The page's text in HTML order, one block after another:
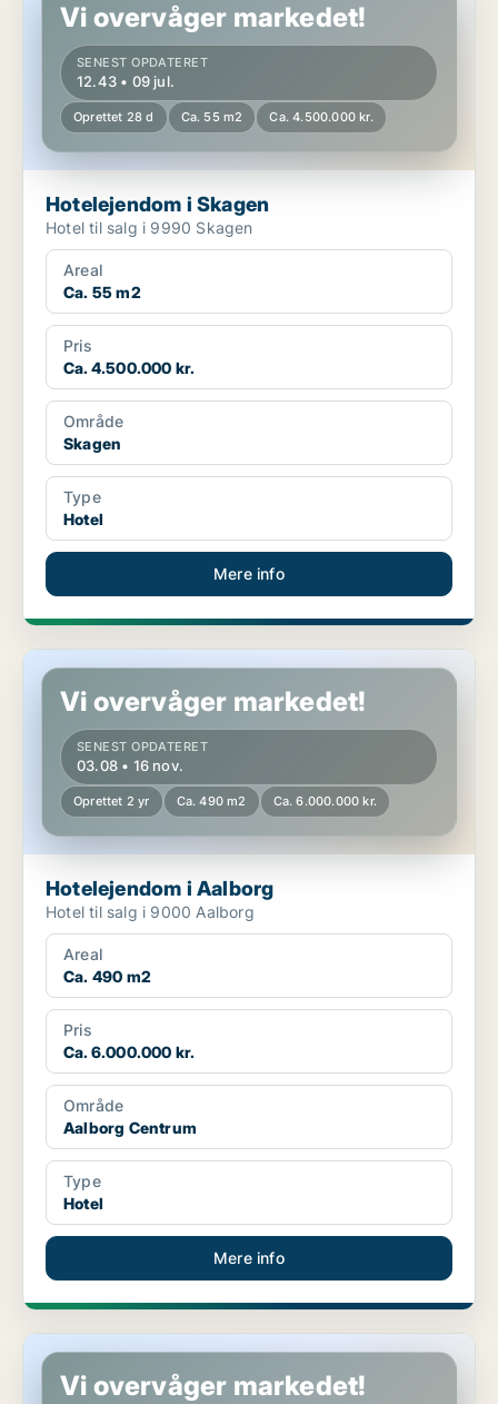
Vi overvåger markedet!
SENEST OPDATERET
12.43 • 09 jul.
Oprettet 28 d Ca. 55 m2 Ca. 4.500.000 kr.
Hotelejendom i Skagen
Hotel til salg i 9990 Skagen
Areal
Ca. 55 m2
Pris
Ca. 4.500.000 kr.
Område
Skagen
Type
Hotel
Mere info
Hotelejendom i Aalborg
Vi overvåger markedet!
SENEST OPDATERET
03.08 • 16 nov.
Oprettet 2 yr Ca. 490 m2 Ca. 6.000.000 kr.
Hotelejendom i Aalborg
Hotel til salg i 9000 Aalborg
Areal
Ca. 490 m2
Pris
Ca. 6.000.000 kr.
Område
Aalborg Centrum
Type
Hotel
Mere info
Hotelejendom i Hirtshals
Vi overvåger markedet!